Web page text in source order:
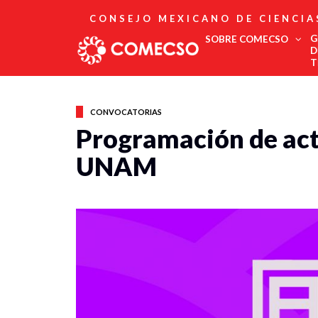
CONSEJO MEXICANO DE
SOBRE COMECSO
Directorio
Estatutos
CONVOCATORIAS
Programación de
UNAM